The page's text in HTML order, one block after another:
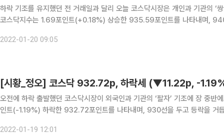
하락 기조를 유지했던 전 거래일과 달리 오늘 코스닥시장은 개인과 기관의 ‘쌍끌이’ 매수세
코스닥지수는 1.69포인트(+0.18%) 상승한 935.59포인트를 나타내며, 940선을 두고 등락
2022-01-20 09:05
[시황_정오] 코스닥 932.72p, 하락세 (▼11.22p, -
오전에 하락 출발했던 코스닥시장이 외국인과 기관의 ‘팔자’ 기조에 장 중반에도 지속 하락 중이다. 19일
인트(-1.19%) 하락한 932.72포인트를 나타내며, 930선을 두고 등락을 거듭하고 있다. 이 시간 현재 투자자 별 동향
2022-01-19 12:01